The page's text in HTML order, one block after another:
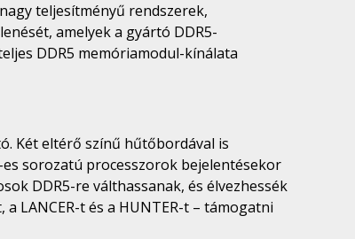
teljesítményű rendszerek,
amelyek a gyártó DDR5-
DDR5 memóriamodul-kínálata
Két eltérő színű hűtőbordával is
sorozatú processzorok bejelentésekor
DDR5-re válthassanak, és élvezhessék
LANCER-t és a HUNTER-t – támogatni